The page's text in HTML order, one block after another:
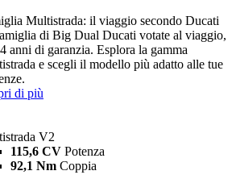
Multistrada: il viaggio secondo Ducati
di Big Dual Ducati votate al viaggio,
anni di garanzia. Esplora la gamma
e scegli il modello più adatto alle tue
di più
V2
115,6 CV Potenza
92,1 Nm Coppia